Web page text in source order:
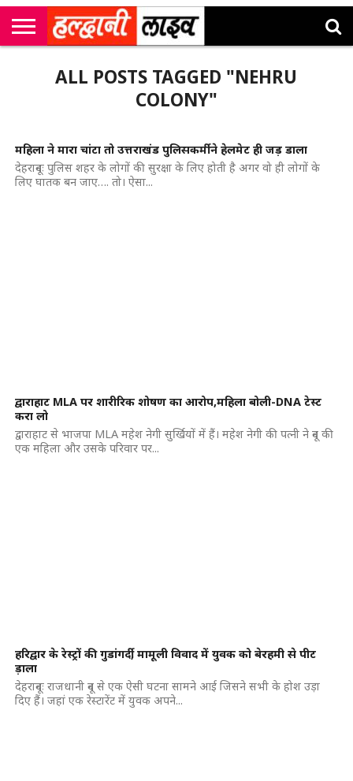
उत्तराखंड
मनोरंजन
सम्पादकीय
अलर्ट्सALL POSTS TAGGED "NEHRU
COLONY"
महिला ने मारा चांटा तो उत्तराखंड पुलिसकर्मी ने हेलमेट ही जड़ डाला
देहरादूनः पुलिस शहर के लोगों की सुरक्षा के लिए होती है अगर वो ही लोगों के
लिए घातक बन जाए…. तो। ऐसा...
द्वाराहाट MLA पर शारीरिक शोषण का आरोप,महिला बोली-DNA टेस्ट
करा लो
द्वाराहाट से भाजपा MLA महेश नेगी सुर्खियों में हैं। महेश नेगी की पत्नी ने दून की
एक महिला और उसके परिवार पर...
हरिद्वार के रेस्ट्रों की गुडांगर्दी, मामूली विवाद में युवक को बेरहमी से पीट
ड़ाला
देहरादूनः राजधानी दून से एक ऐसी घटना सामने आई जिसने सभी के होश उड़ा
दिए हैं। जहां एक रेस्टारेंट में युवक अपने...